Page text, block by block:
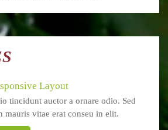
Layout
tincidunt auctor a ornare odio. Sed
mauris vitae erat conseu in elit.